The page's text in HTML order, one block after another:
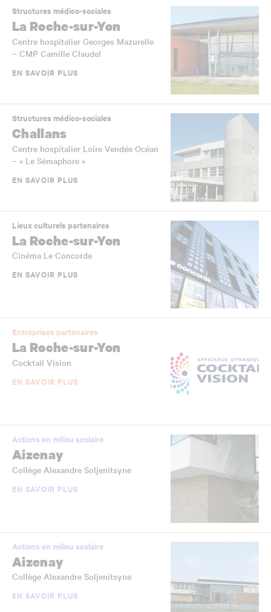
Structures médico-sociales
La Roche-sur-Yon
Centre hospitalier Georges Mazurelle
– CMP Camille Claudel
EN SAVOIR PLUS
Structures médico-sociales
Challans
Centre hospitalier Loire Vendée Océan
– « Le Sémaphore »
EN SAVOIR PLUS
Lieux culturels partenaires
La Roche-sur-Yon
Cinéma Le Concorde
EN SAVOIR PLUS
Entreprises partenaires
La Roche-sur-Yon
Cocktail Vision
EN SAVOIR PLUS
Actions en milieu scolaire
Aizenay
Collège Alexandre Soljenitsyne
EN SAVOIR PLUS
Actions en milieu scolaire
Aizenay
Collège Alexandre Soljenitsyne
EN SAVOIR PLUS